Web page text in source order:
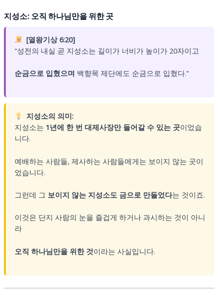
지성소: 오직 하나님만을 위한 곳
[열왕기상 6:20]
“성전의 내실 곧 지성소는 길이가 너비가 높이가 20자이고
순금으로 입혔으며 백향목 제단에도 순금으로 입혔다.”
지성소의 의미:
지성소는 1년에 한 번 대제사장만 들어갈 수 있는 곳이었습
니다.
예배하는 사람들, 제사하는 사람들에게는 보이지 않는 곳이
었습니다.
그런데 그 보이지 않는 지성소도 금으로 만들었다는 것이죠.
이것은 단지 사람의 눈을 즐겁게 하거나 과시하는 것이 아니
라
오직 하나님만을 위한 것이라는 사실입니다.